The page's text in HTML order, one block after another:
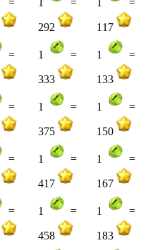
= 1 =
292
1 =
117
= 1 =
333
1 =
133
= 1 =
375
1 =
150
= 1 =
417
1 =
167
= 1 =
458
1 =
183